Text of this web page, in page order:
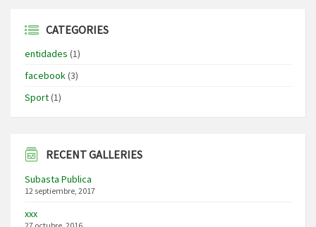
CATEGORIES
entidades (1)
facebook(3)
Sport(1)
RECENT GALLERIES
Subasta Publica
12 septiembre, 2017
xxx